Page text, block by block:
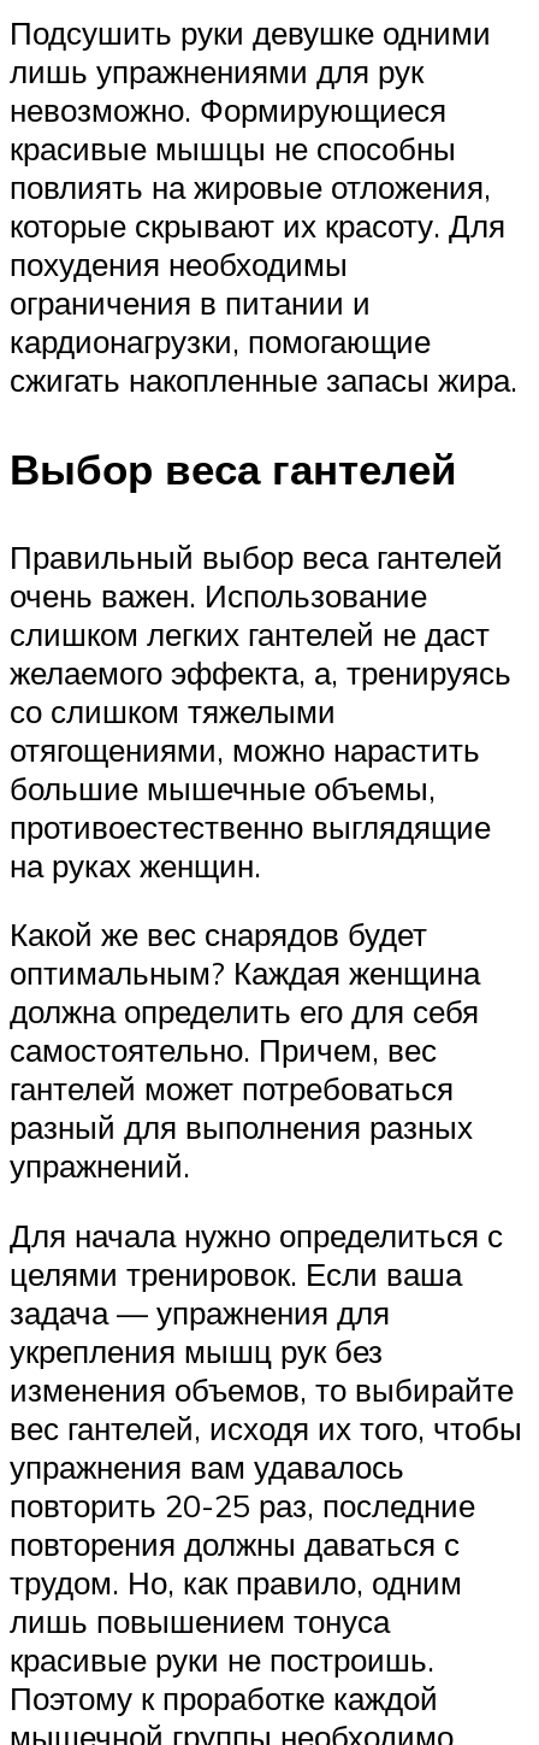
Подсушить руки девушке одними
лишь упражнениями для рук
невозможно. Формирующиеся
красивые мышцы не способны
повлиять на жировые отложения,
которые скрывают их красоту. Для
похудения необходимы
ограничения в питании и
кардионагрузки, помогающие
сжигать накопленные запасы жира.
Выбор веса гантелей
Правильный выбор веса гантелей
очень важен. Использование
слишком легких гантелей не даст
желаемого эффекта, а, тренируясь
со слишком тяжелыми
отягощениями, можно нарастить
большие мышечные объемы,
противоестественно выглядящие
на руках женщин.
Какой же вес снарядов будет
оптимальным? Каждая женщина
должна определить его для себя
самостоятельно. Причем, вес
гантелей может потребоваться
разный для выполнения разных
упражнений.
Для начала нужно определиться с
целями тренировок. Если ваша
задача — упражнения для
укрепления мышц рук без
изменения объемов, то выбирайте
вес гантелей, исходя их того, чтобы
упражнения вам удавалось
повторить 20-25 раз, последние
повторения должны даваться с
трудом. Но, как правило, одним
лишь повышением тонуса
красивые руки не построишь.
Поэтому к проработке каждой
мышечной группы необходимо